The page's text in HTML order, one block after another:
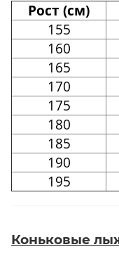
Рост (см)
155
160
165
170
175
180
185
190
195
Коньковые